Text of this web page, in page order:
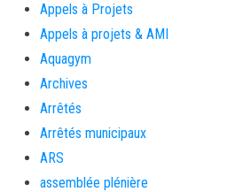
Appels à Projets
Appels à projets & AMI
Aquagym
Archives
Arrêtés
Arrêtés municipaux
ARS
assemblée plénière